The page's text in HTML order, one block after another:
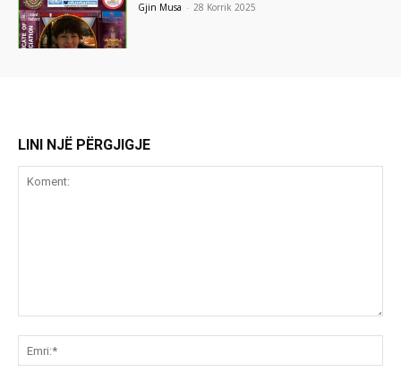
Gjin Musa - 28 Korrik 2025
LINI NJË PËRGJIGJE